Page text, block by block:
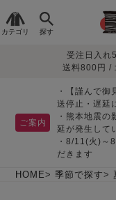
カテゴリ 探す
レ
生地で
さがす
敏感肌用
パジャマ
夏パジャマ特集
受注日入れ
送料800円 /
ご案内
・【謹んで
送停止・遅
・熊本地震
延が発生して
・8/11(火)～
だきます
HOME 季節で探す